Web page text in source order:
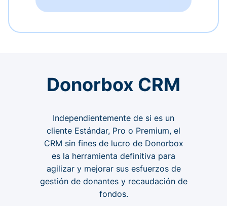
Donorbox CRM
Independientemente de si es un
cliente Estándar, Pro o Premium, el
CRM sin fines de lucro de Donorbox
es la herramienta definitiva para
agilizar y mejorar sus esfuerzos de
gestión de donantes y recaudación de
fondos.